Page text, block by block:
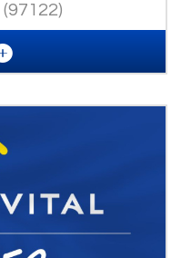
(97122)